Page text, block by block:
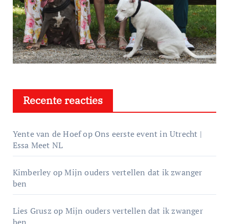
Recente reacties
Yente van de Hoefop Ons eerste event in Utrecht |
Essa Meet NL
Kimberley opMijn ouders vertellen dat ik zwanger
ben
Lies Grusz op Mijn ouders vertellen dat ik zwanger